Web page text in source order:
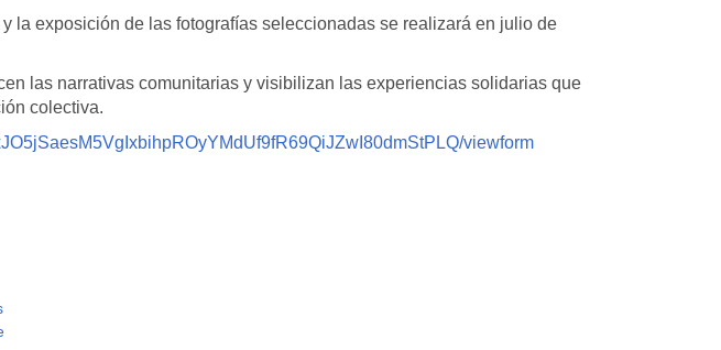
la exposición de las fotografías seleccionadas se realizará en julio de
las narrativas comunitarias y visibilizan las experiencias solidarias que
colectiva.
viewform